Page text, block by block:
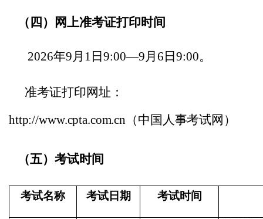
（四）网上准考证打印时间
2026年9 月 1 日9:00—9 月 6 日9:00。
准考证打印网址：
http://www.cpta.com.cn （中国人事考试网）
（五）考试时间
考试名称 考试日期 考试时间